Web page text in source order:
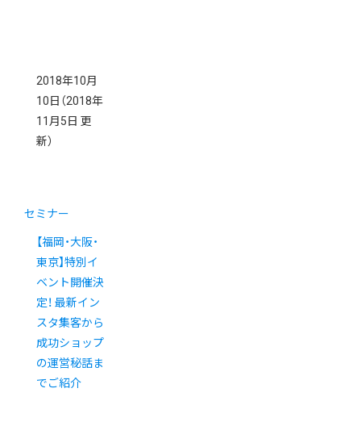
2018年10月
10日 （2018年
11月5日 更
新）
セミナー
【福岡・大阪・
東京】特別イ
ベント開催決
定！ 最新イン
スタ集客から
成功ショップ
の運営秘話ま
でご紹介